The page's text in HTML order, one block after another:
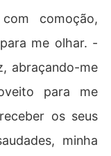
comoção,
me olhar. -
abraçando-me
para me
os seus
minha